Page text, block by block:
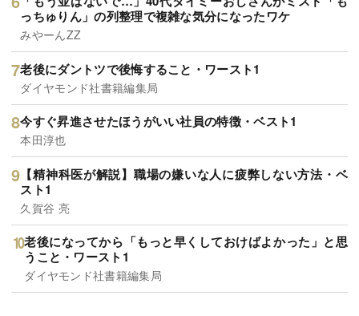
っちゅりん」の列整理で複雑な気分になったワケ
みやーんZZ
老後にダントツで後悔すること・ワースト1
ダイヤモンド社書籍編集局
今すぐ昇進させたほうがいい社員の特徴・ベスト1
本田淳也
【精神科医が解説】職場の嫌いな人に疲弊しない方法・ベ
スト1
久賀谷 亮
老後になってから「もっと早くしておけばよかった」と思
うこと・ワースト1
ダイヤモンド社書籍編集局